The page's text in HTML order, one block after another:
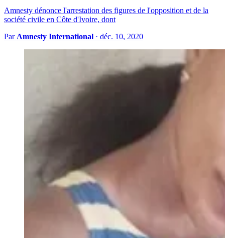
Amnesty dénonce l'arrestation des figures de l'opposition et de la
société civile en Côte d'Ivoire, dont
Par Amnesty International · déc. 10, 2020